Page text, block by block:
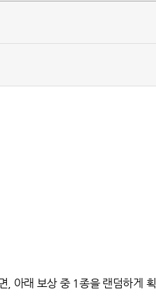
, 아래 보상 중 1종을 랜덤하게